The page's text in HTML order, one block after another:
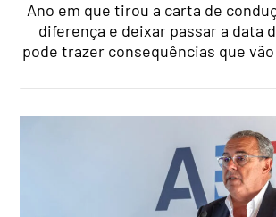
Ano em que tirou a carta de
diferença e deixar passar a data
pode trazer consequências que